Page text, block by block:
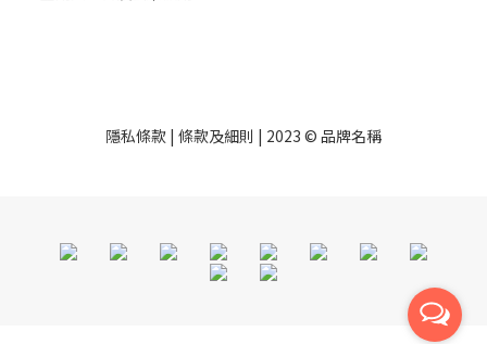
隱私條款 | 條款及細則 | 2023 © 品牌名稱